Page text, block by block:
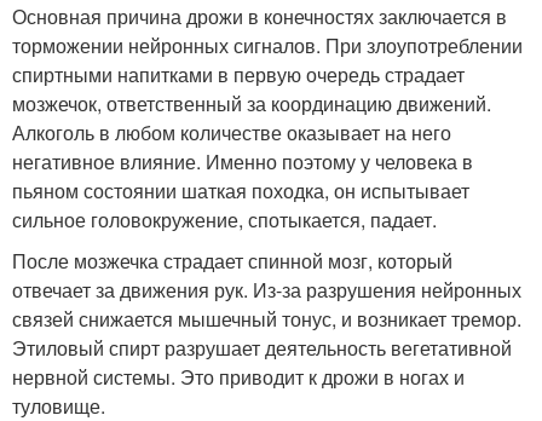
Основная причина дрожи в конечностях заключается в
торможении нейронных сигналов. При злоупотреблении
спиртными напитками в первую очередь страдает
мозжечок, ответственный за координацию движений.
Алкоголь в любом количестве оказывает на него
негативное влияние. Именно поэтому у человека в
пьяном состоянии шаткая походка, он испытывает
сильное головокружение, спотыкается, падает.
После мозжечка страдает спинной мозг, который
отвечает за движения рук. Из-за разрушения нейронных
связей снижается мышечный тонус, и возникает тремор.
Этиловый спирт разрушает деятельность вегетативной
нервной системы. Это приводит к дрожи в ногах и
туловище.